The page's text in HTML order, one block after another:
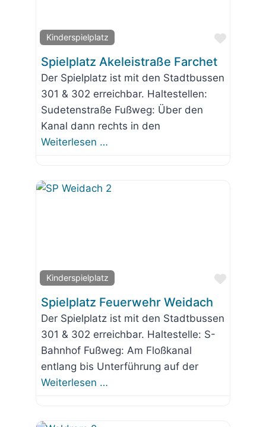
Kinderspielplatz
Favorit
Spielplatz Akeleistraße Farchet
Der Spielplatz ist mit den Stadtbussen
301 & 302 erreichbar. Haltestellen:
Sudetenstraße Fußweg: Über den
Kanal dann rechts in den
Weiterlesen …
Kinderspielplatz
Favorit
Spielplatz Feuerwehr Weidach
Der Spielplatz ist mit den Stadtbussen
301 & 302 erreichbar. Haltestelle: S-
Bahnhof Fußweg: Am Floßkanal
entlang bis Unterführung auf der
Weiterlesen …